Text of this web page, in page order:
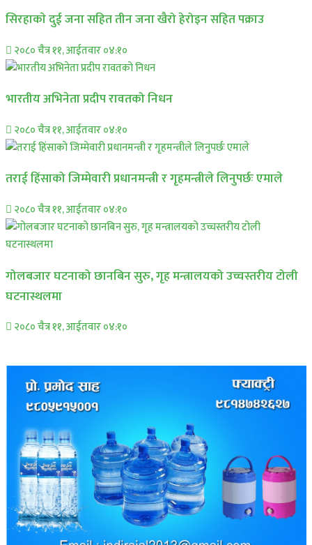
सिरहाकाे दुई जना सहित तीन जना खैरो हेरोइन सहित पक्राउ
२०८० चैत्र ११, आईतवार ०४:१०
भारतीय अभिनेता प्रदीप रावतको निधन
२०८० चैत्र ११, आईतवार ०४:१०
तराई हिंसाको जिम्मेवारी प्रधानमन्त्री र गृहमन्त्रीले लिनुपर्छः एमाले
२०८० चैत्र ११, आईतवार ०४:१०
गोलबजार घटनाको छानबिन सुरु, गृह मन्त्रालयको उच्चस्तरीय टोली
घटनास्थलमा
२०८० चैत्र ११, आईतवार ०४:१०